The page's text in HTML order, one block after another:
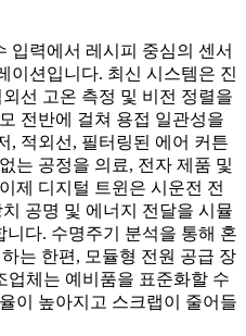
입력에서 레시피 중심의 센서
이션입니다. 최신 시스템은 진
선 고온 측정 및 비전 정렬을
전반에 걸쳐 용접 일관성을
, 적외선, 필터링된 에어 커튼
는 공정을 의료, 전자 제품 및
제 디지털 트윈은 시운전 전
공명 및 에너지 전달을 시뮬
다. 수명주기 분석을 통해 혼
는 한편, 모듈형 전원 공급 장
업체는 예비품을 표준화할 수
이 높아지고 스크랩이 줄어들